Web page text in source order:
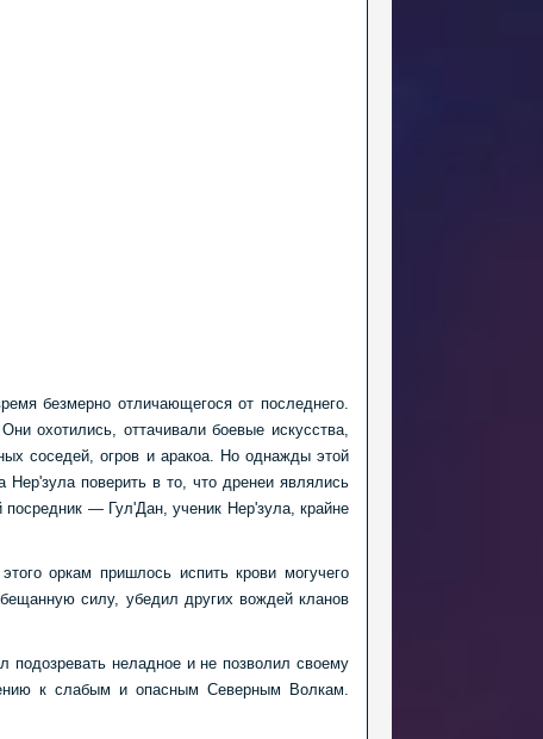
безмерно отличающегося от последнего.
охотились, оттачивали боевые искусства,
соседей, огров и аракоа. Но однажды этой
поверить в то, что дренеи являлись
посредник —Гул'Дан, ученик Нер'зула, крайне
оркам пришлось испить крови могучего
силу, убедил других вождей кланов
подозревать неладное и не позволил своему
к слабым и опасным Северным Волкам.